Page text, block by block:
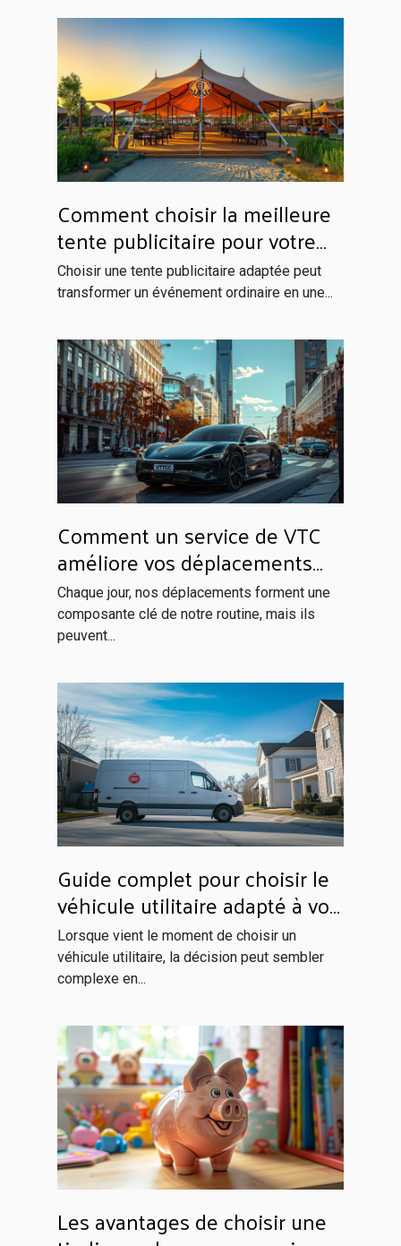
Comment choisir la meilleure
tente publicitaire pour votre
événement ?
Choisir une tente publicitaire adaptée peut
transformer un événement ordinaire en une...
Comment un service de VTC
améliore vos déplacements
quotidiens
Chaque jour, nos déplacements forment une
composante clé de notre routine, mais ils
peuvent...
Guide complet pour choisir le
véhicule utilitaire adapté à vos
besoins
Lorsque vient le moment de choisir un
véhicule utilitaire, la décision peut sembler
complexe en...
Les avantages de choisir une